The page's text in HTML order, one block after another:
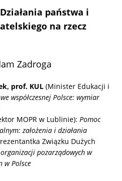
państwa i
na rzecz
Zadroga
prof. KUL (Minister Edukacji i
współczesnej Polsce: wymiar
MOPR w Lublinie): Pomoc
założenia i działania
Związku Dużych
pozarządowych w
w Polsce